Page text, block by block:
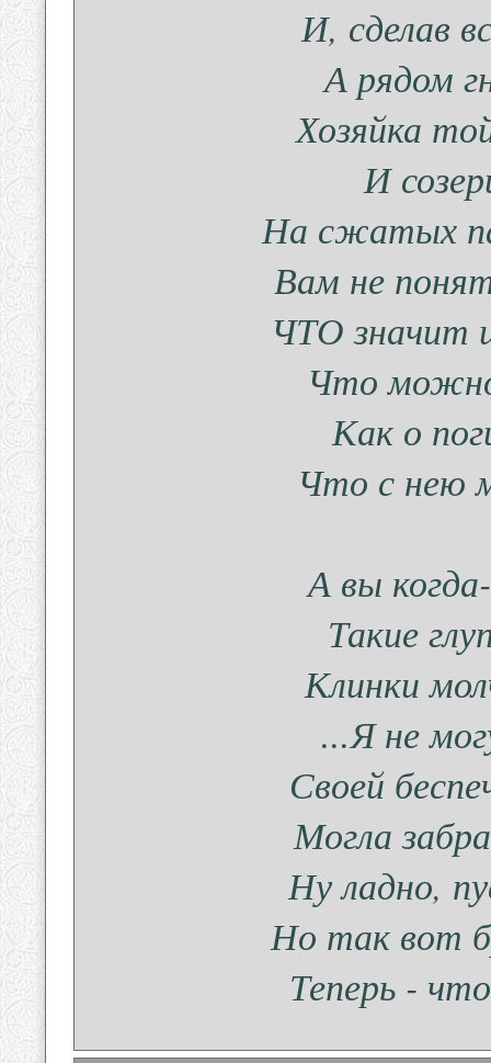
И, сделав
А рядом
Хозяйка
И
На сжатых
Вам не
ЧТО значит
Что
Как о
Что с нею
А вы
Такие
Клинки
...Я не
Своей
Могла
Ну ладно,
Но так вот
Теперь -